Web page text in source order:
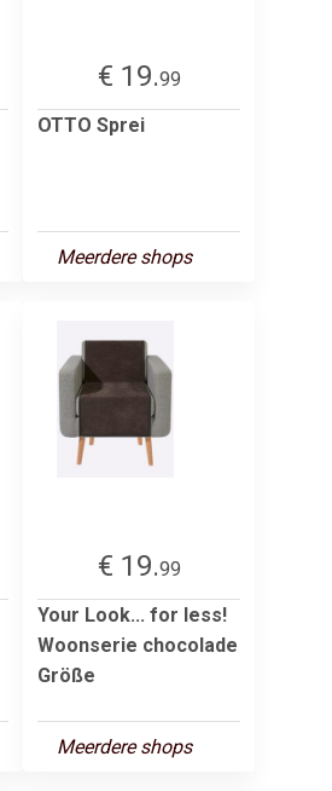
€ 19.99
OTTO Sprei
Meerdere shops
€ 19.99
Your Look... for less!
Woonserie chocolade
Größe
Meerdere shops